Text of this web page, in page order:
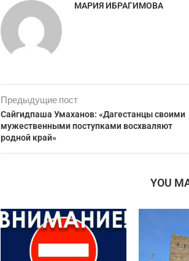
МАРИЯ ИБРАГИМОВА
Предыдущие пост
Сайгидпаша Умаханов: «Дагестанцы своими
мужественными поступками восхваляют
родной край»
YOU